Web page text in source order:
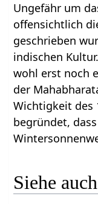
Ungefähr um
offensichtlich
geschrieben
indischen
wohl erst noch
der
Wichtigkeit des
begründet,
Siehe auch